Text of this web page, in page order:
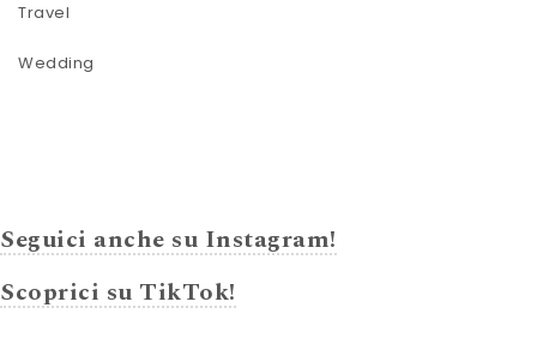
Travel
Wedding
Seguici anche su Instagram!
Scoprici su TikTok!